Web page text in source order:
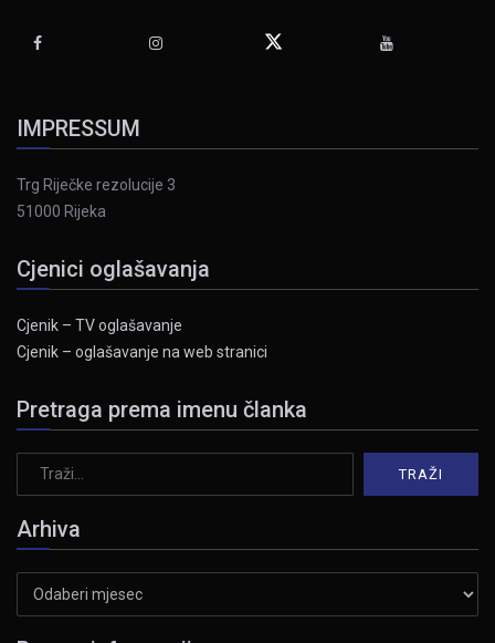
IMPRESSUM
Trg Riječke rezolucije 3
51000 Rijeka
Cjenici oglašavanja
Cjenik – TV oglašavanje
Cjenik – oglašavanje na web stranici
Pretraga prema imenu članka
Arhiva